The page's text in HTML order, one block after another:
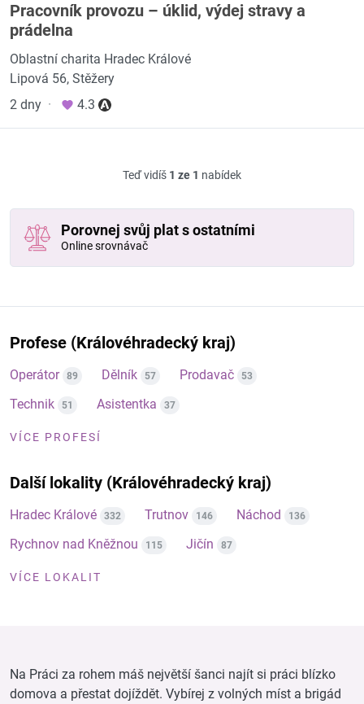
Pracovník provozu – úklid, výdej stravy a
prádelna
Oblastní charita Hradec Králové
Lipová 56, Stěžery
2 dny · 4.3
Teď vidíš 1 ze 1 nabídek
Porovnej svůj plat s ostatními
Online srovnávač
Profese (Královéhradecký kraj)
Operátor 89 Dělník 57 Prodavač 53
Technik 51 Asistentka 37
VÍCE PROFESÍ
Další lokality (Královéhradecký kraj)
Hradec Králové 332 Trutnov 146 Náchod 136
Rychnov nad Kněžnou 115 Jičín 87
VÍCE LOKALIT
Na Práci za rohem máš největší šanci najít si práci blízko
domova a přestat dojíždět. Vybírej z volných míst a brigád